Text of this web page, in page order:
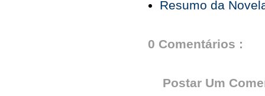
Resumo da
0 Comentários :
Postar Um